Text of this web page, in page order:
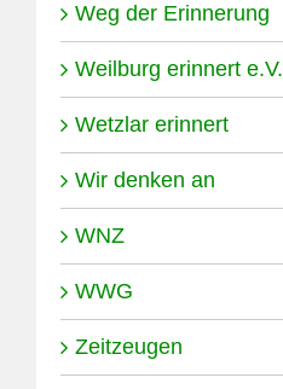
Weg der Erinnerung
Weilburg erinnert e.V.
Wetzlar erinnert
Wir denken an
WNZ
WWG
Zeitzeugen